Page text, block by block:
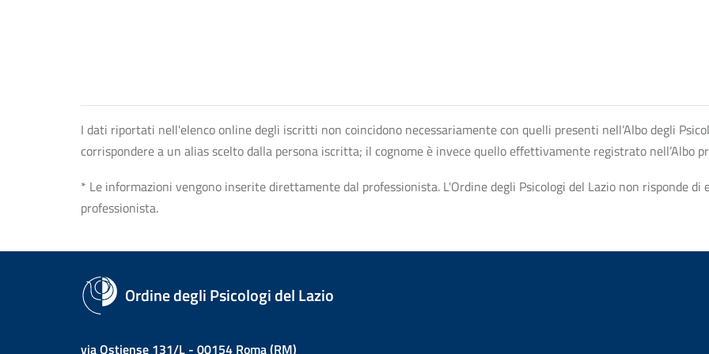
I dati riportati nell'elenco online degli iscritti non coincidono necessariamente con quelli presenti nell’Albo degli
corrispondere a un alias scelto dalla persona iscritta; il cognome è invece quello effettivamente registrato nell’Albo
* Le informazioni vengono inserite direttamente dal professionista. L'Ordine degli Psicologi del Lazio non risponde
professionista.
Ordine degli Psicologi del Lazio
via Ostiense 131/L - 00154 Roma (RM)